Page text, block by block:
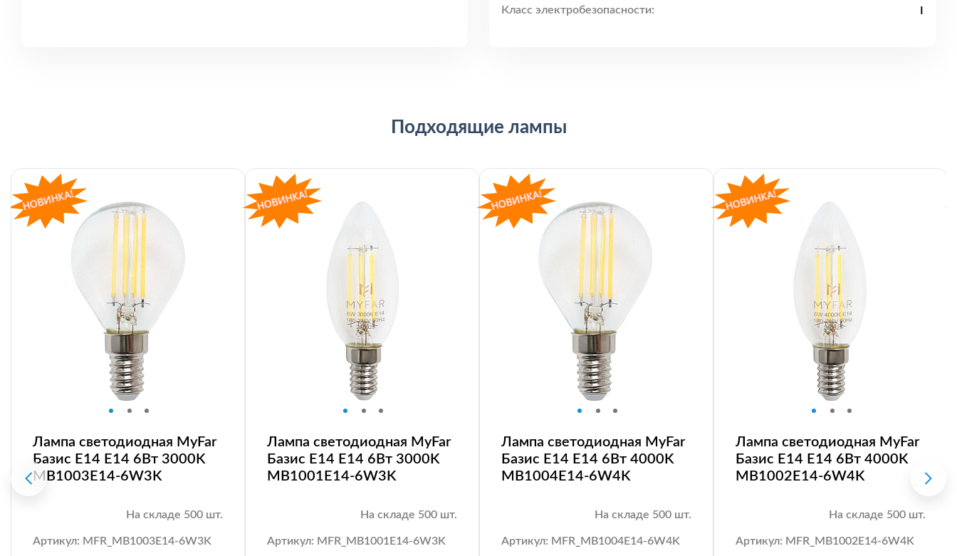
Класс электробезопасности:
I
Подходящие лампы
Лампа светодиодная MyFar
Базис E14 E14 6Вт 3000K
MB1003E14-6W3K
На складе 500 шт.
Артикул: MFR_MB1003E14-6W3K
Лампа светодиодная MyFar
Базис E14 E14 6Вт 3000K
MB1001E14-6W3K
На складе 500 шт.
Артикул: MFR_MB1001E14-6W3K
Лампа светодиодная MyFar
Базис E14 E14 6Вт 4000K
MB1004E14-6W4K
На складе 500 шт.
Артикул: MFR_MB1004E14-6W4K
Лампа светодиодная MyFar
Базис E14 E14 6Вт 4000K
MB1002E14-6W4K
На складе 500 шт.
Артикул: MFR_MB1002E14-6W4K